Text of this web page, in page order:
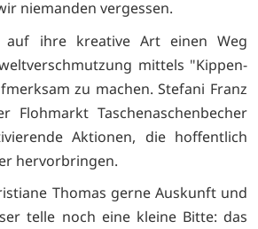
niemanden vergessen.
auf ihre kreative Art einen Weg
mittels "Kippen-
zu machen. Stefani Franz
Flohmarkt Taschenaschenbecher
Aktionen, die hoffentlich
hervorbringen.
Thomas gerne Auskunft und
telle noch eine kleine Bitte: das